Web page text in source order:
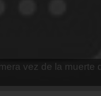
promesa que le